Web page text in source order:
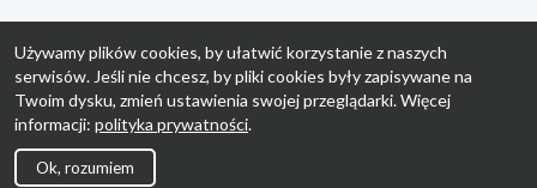
Używamy plików cookies, by ułatwić korzystanie z naszych
serwisów. Jeśli nie chcesz, by pliki cookies były zapisywane na
Twoim dysku, zmień ustawienia swojej przeglądarki. Więcej
informacji: polityka prywatności.
Ok, rozumiem